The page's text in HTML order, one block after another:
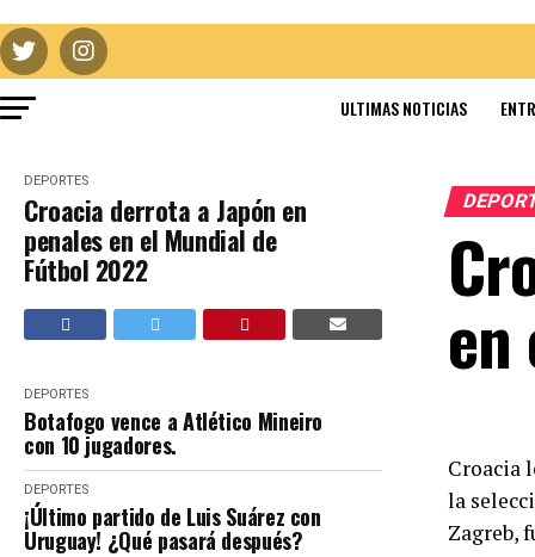
ULTIMAS NOTICIAS
DEPORTES
Croacia derrota a Japón en
penales en el Mundial de
Fútbol 2022
DEPORTES
Botafogo vence a Atlético Mineiro
con 10 jugadores.
DEPORTES
¡Último partido de Luis Suárez con
Uruguay! ¿Qué pasará después?
Croacia
la
Zagreb,